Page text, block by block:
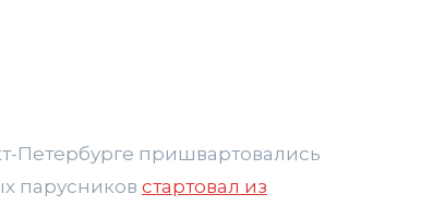
Петербурге пришвартовались
парусников стартовал из